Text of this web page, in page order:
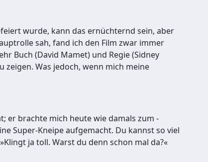
wurde, kann das ernüchternd sein, aber
sah, fand ich den Film zwar immer
Buch (David Mamet) und Regie (Sidney
zeigen. Was jedoch, wenn mich meine
er brachte mich heute wie damals zum
Super-Kneipe aufgemacht. Du kannst so viel
ja toll. Warst du denn schon mal da?«